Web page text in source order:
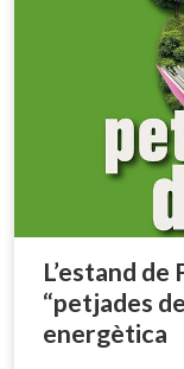
L’estand
“petjades
energètica